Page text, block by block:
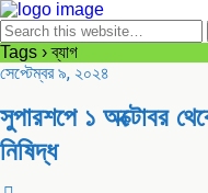
Tags › ব্যাগ
সেপ্টেম্বর ৯, ২০২৪
সুপারশপে ১ অক্টোবর
নিষিদ্ধ